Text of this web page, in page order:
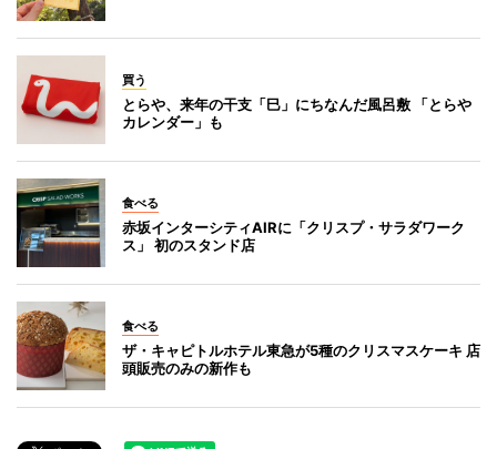
買う
とらや、来年の干支「巳」にちなんだ風呂敷 「とらや
カレンダー」も
食べる
赤坂インターシティAIRに「クリスプ・サラダワーク
ス」 初のスタンド店
食べる
ザ・キャピトルホテル東急が5種のクリスマスケーキ 店
頭販売のみの新作も